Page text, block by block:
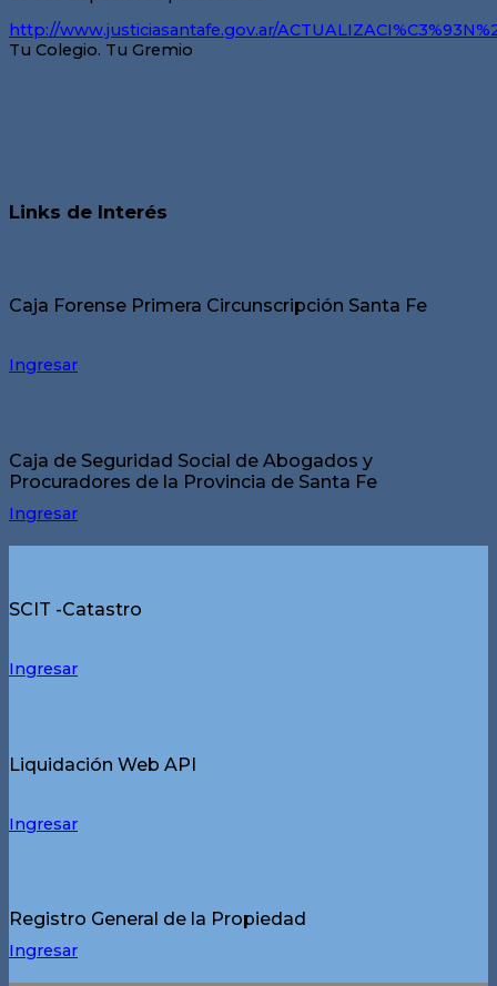
http://www.justiciasantafe.gov.ar/
Tu Colegio. Tu Gremio
Links de Interés
Caja Forense Primera Circunscripción Santa Fe
Ingresar
Caja de Seguridad Social de Abogados y
Procuradores de la Provincia de Santa Fe
Ingresar
SCIT -Catastro
Ingresar
Liquidación Web API
Ingresar
Registro General de la Propiedad
Ingresar